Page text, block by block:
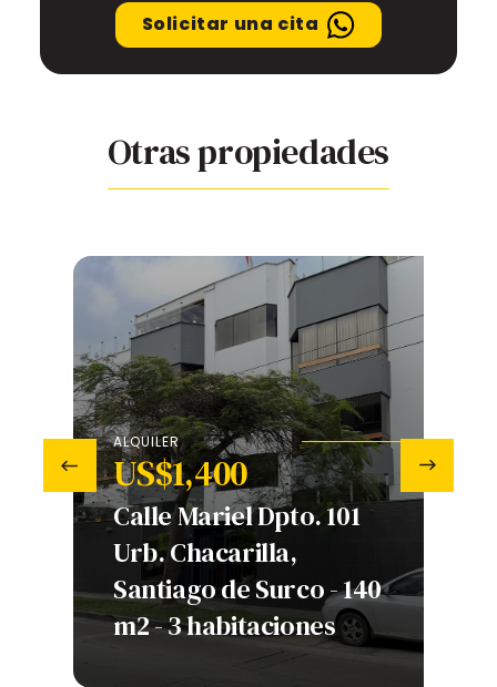
Solicitar una cita
Otras propiedades
ALQUILER
US$1,400
Calle Mariel Dpto. 101
Urb. Chacarilla,
Santiago de Surco - 140
m2 - 3 habitaciones